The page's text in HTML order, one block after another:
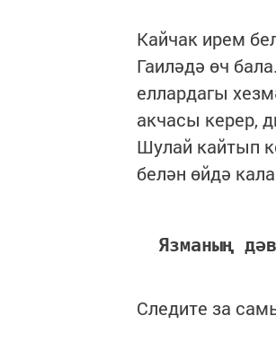
Кайчак ирем
Гаиләдә өч
еллардагы
акчасы керер,
Шулай кайтып
белән өйдә
Язманың
Следите за